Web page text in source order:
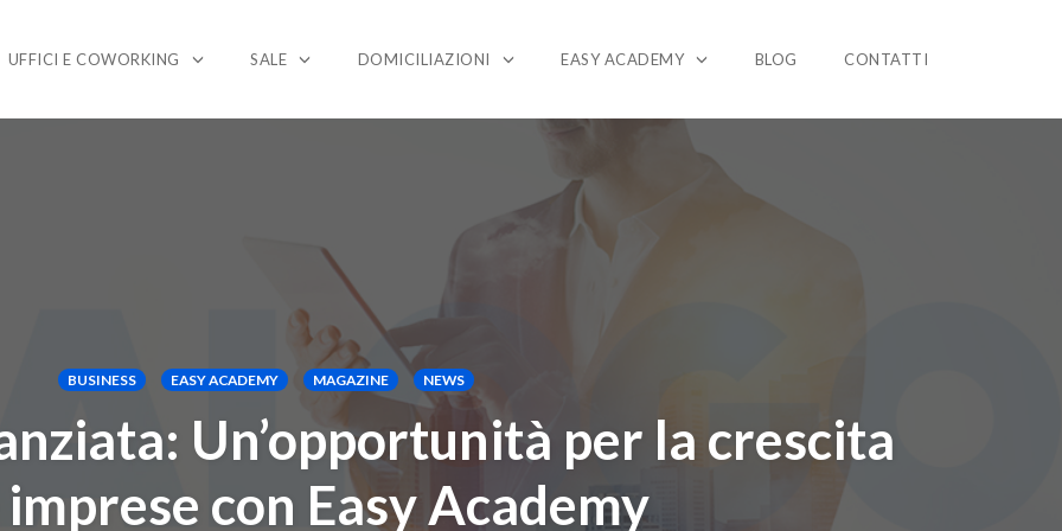
UFFICI E COWORKING SALE DOMICILIAZIONI EASY ACADEMY BLOG CONTATTI
BUSINESS EASY ACADEMY MAGAZINE NEWS
Un’opportunità per la crescita
con Easy Academy